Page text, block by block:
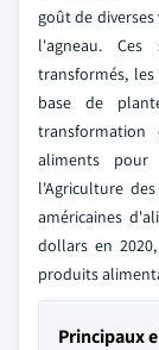
goût de
l'agneau.
transformés,
base de
transformation
aliments pour
l'Agriculture
américaines
dollars en
produits
Principaux